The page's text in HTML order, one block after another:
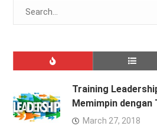
Training
Memimpin dengan
March 27, 2018